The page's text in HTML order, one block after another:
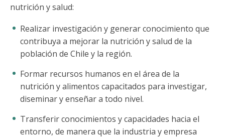
nutrición y salud:
Realizar investigación y generar conocimiento que
contribuya a mejorar la nutrición y salud de la
población de Chile y la región.
Formar recursos humanos en el área de la
nutrición y alimentos capacitados para investigar,
diseminar y enseñar a todo nivel.
Transferir conocimientos y capacidades hacia el
entorno, de manera que la industria y empresa